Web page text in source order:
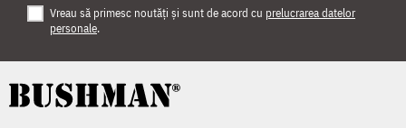
Vreau să primesc noutăți și sunt de acord cu prelucrarea datelor
personale.